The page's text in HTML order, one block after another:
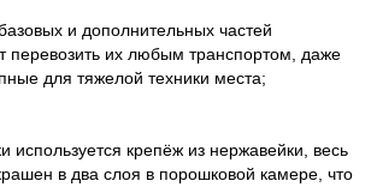
и дополнительных частей
перевозить их любым транспортом, даже
для тяжелой техники места;
используется крепёж из нержавейки, весь
в два слоя в порошковой камере, что